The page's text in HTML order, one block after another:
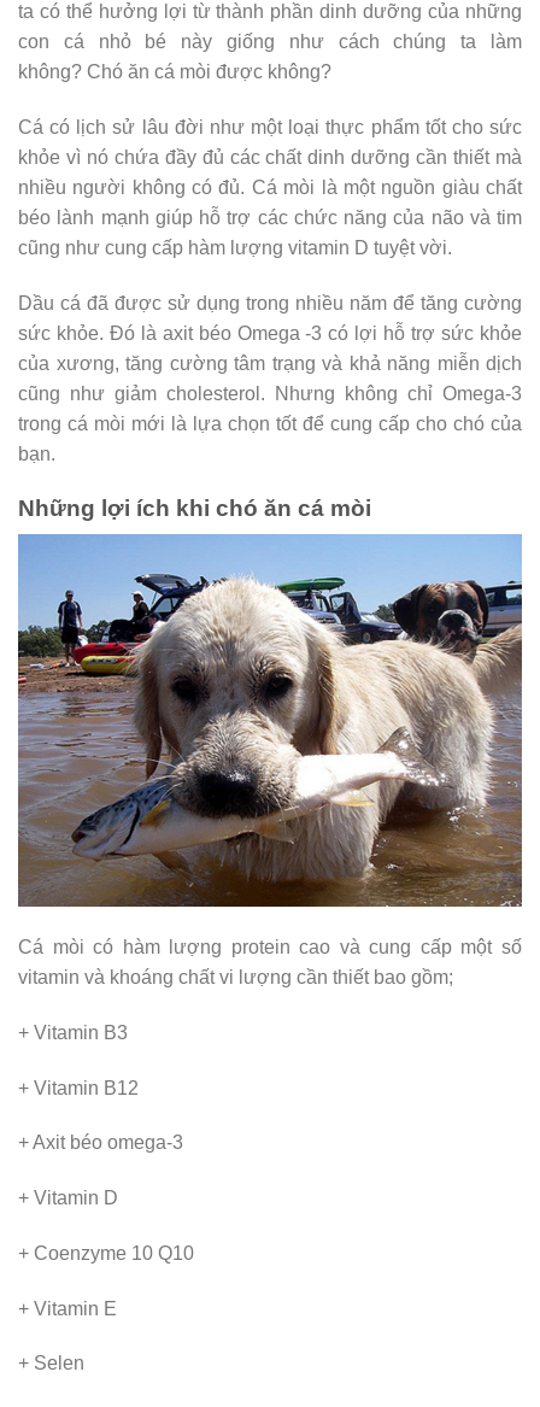
ta có thể hưởng lợi từ thành phần dinh dưỡng của những
con cá nhỏ bé này giống như cách chúng ta làm
không? Chó ăn cá mòi được không?
Cá có lịch sử lâu đời như một loại thực phẩm tốt cho sức
khỏe vì nó chứa đầy đủ các chất dinh dưỡng cần thiết mà
nhiều người không có đủ. Cá mòi là một nguồn giàu chất
béo lành mạnh giúp hỗ trợ các chức năng của não và tim
cũng như cung cấp hàm lượng vitamin D tuyệt vời.
Dầu cá đã được sử dụng trong nhiều năm để tăng cường
sức khỏe. Đó là axit béo Omega -3 có lợi hỗ trợ sức khỏe
của xương, tăng cường tâm trạng và khả năng miễn dịch
cũng như giảm cholesterol. Nhưng không chỉ Omega-3
trong cá mòi mới là lựa chọn tốt để cung cấp cho chó của
bạn.
Những lợi ích khi chó ăn cá mòi
Cá mòi có hàm lượng protein cao và cung cấp một số
vitamin và khoáng chất vi lượng cần thiết bao gồm;
+ Vitamin B3
+ Vitamin B12
+ Axit béo omega-3
+ Vitamin D
+ Coenzyme 10 Q10
+ Vitamin E
+ Selen